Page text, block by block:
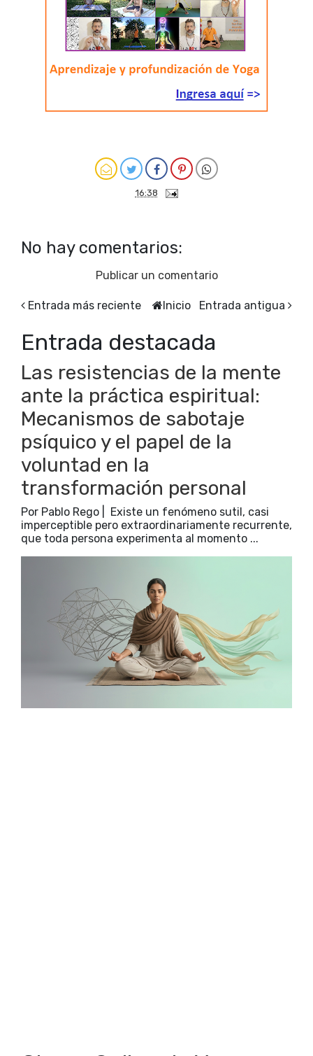
16:38
No hay comentarios:
Publicar un comentario
Entrada más reciente Entrada antigua
Inicio
Entrada destacada
Las resistencias de la mente
ante la práctica espiritual:
Mecanismos de sabotaje
psíquico y el papel de la
voluntad en la
transformación personal
Por Pablo Rego | Existe un fenómeno sutil, casi
imperceptible pero extraordinariamente recurrente,
que toda persona experimenta al momento ...